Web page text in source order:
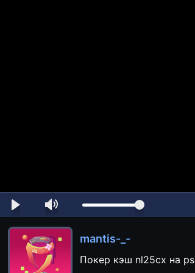
mantis-_-
Покер кэш nl25cx на ps